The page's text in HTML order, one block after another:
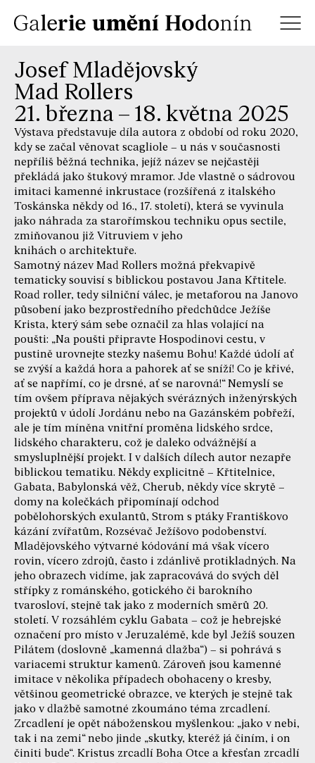
Josef Mladějovský
Mad Rollers
21. března – 18. května 2025
Výstava představuje díla autora z období od roku 2020,
kdy se začal věnovat scagliole – u nás v současnosti
nepříliš běžná technika, jejíž název se nejčastěji
překládá jako štukový mramor. Jde vlastně o sádrovou
imitaci kamenné inkrustace (rozšířená z italského
Toskánska někdy od 16., 17. století), která se vyvinula
jako náhrada za starořímskou techniku opus sectile,
zmiňovanou již Vitruviem v jeho
knihách o architektuře.
Samotný název Mad Rollers možná překvapivě
tematicky souvisí s biblickou postavou Jana Křtitele.
Road roller, tedy silniční válec, je metaforou na Janovo
působení jako bezprostředního předchůdce Ježíše
Krista, který sám sebe označil za hlas volající na
poušti: „Na poušti připravte Hospodinovi cestu, v
pustině urovnejte stezky našemu Bohu! Každé údolí ať
se zvýší a každá hora a pahorek ať se sníží! Co je křivé,
ať se napřímí, co je drsné, ať se narovná!“ Nemyslí se
tím ovšem příprava nějakých svérázných inženýrských
projektů v údolí Jordánu nebo na Gazánském pobřeží,
ale je tím míněna vnitřní proměna lidského srdce,
lidského charakteru, což je daleko odvážnější a
smysluplnější projekt. I v dalších dílech autor nezapře
biblickou tematiku. Někdy explicitně – Křtitelnice,
Gabata, Babylonská věž, Cherub, někdy více skrytě –
domy na kolečkách připomínají odchod
pobělohorských exulantů, Strom s ptáky Františkovo
kázání zvířatům, Rozsévač Ježíšovo podobenství.
Mladějovského výtvarné kódování má však vícero
rovin, vícero zdrojů, často i zdánlivě protikladných. Na
jeho obrazech vidíme, jak zapracovává do svých děl
střípky z románského, gotického či barokního
tvarosloví, stejně tak jako z moderních směrů 20.
století. V rozsáhlém cyklu Gabata – což je hebrejské
označení pro místo v Jeruzalémě, kde byl Ježíš souzen
Pilátem (doslovně „kamenná dlažba“) – si pohrává s
variacemi struktur kamenů. Zároveň jsou kamenné
imitace v několika případech obohaceny o kresby,
většinou geometrické obrazce, ve kterých je stejně tak
jako v dlažbě samotné zkoumáno téma zrcadlení.
Zrcadlení je opět náboženskou myšlenkou: „jako v nebi,
tak i na zemi“ nebo jinde „skutky, kteréž já činím, i on
činiti bude“. Kristus zrcadlí Boha Otce a křesťan zrcadlí